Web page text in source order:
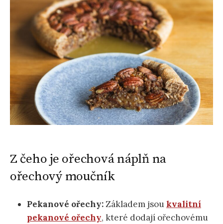
Z čeho je ořechová náplň na
ořechový moučník
Pekanové ořechy:Základem jsou kvalitní
pekanové ořechy, které dodají ořechovému